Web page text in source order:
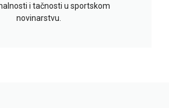
i tačnosti u sportskom
novinarstvu.